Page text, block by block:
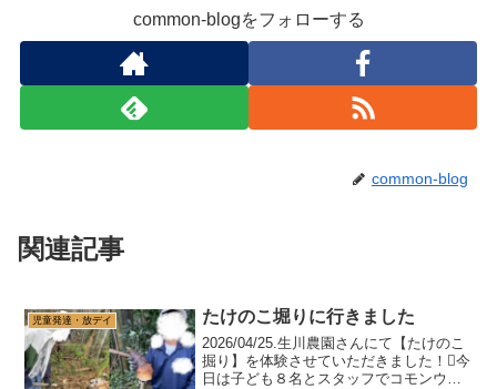
common-blogをフォローする
common-blog
関連記事
児童発達・放デイ たけのこ堀りに行きました
2026/04/25.生川農園さんにて【たけのこ
掘り】を体験させていただきました！🪏今
日は子ども８名とスタッフでコモンウェ